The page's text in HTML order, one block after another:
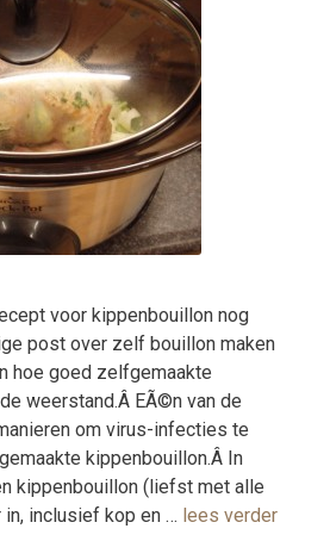
voor kippenbouillon nog
post over zelf bouillon maken
hoe goed zelfgemaakte
weerstand.Â EÃ©n van de
om virus-infecties te
kippenbouillon.Â In
kippenbouillon (liefst met alle
inclusief kop en … lees verder